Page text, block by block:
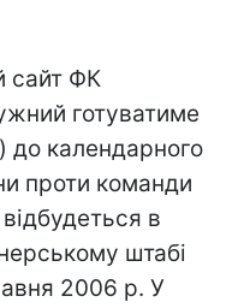
сайт ФК
готуватиме
до календарного
проти команди
в
штабі
2006 р. У